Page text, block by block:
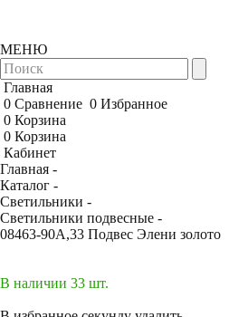
МЕНЮ
Главная
0 Сравнение 0 Избранное
0 Корзина
0 Корзина
Кабинет
Главная -
Каталог -
Светильники -
Светильники подвесные -
08463-90A,33 Подвес Элени золото
В наличии 33 шт.